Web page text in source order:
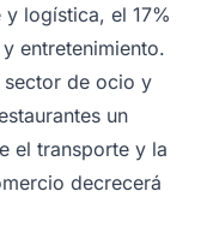
logística, el 17%
entretenimiento.
sector de ocio y
un
el transporte y la
decrecerá